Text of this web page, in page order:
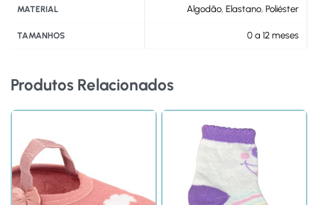
MATERIAL Algodão, Elastano, Poliéster
TAMANHOS 0 a 12 meses
Produtos Relacionados